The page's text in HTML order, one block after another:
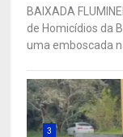
BAIXADA
de Homicídios da
uma emboscada
3